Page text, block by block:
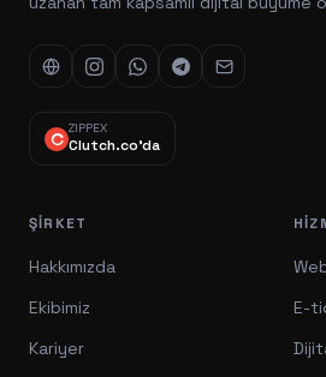
ZIPPEX
Clutch.co'da
ŞIRKET
Hakkımızda
Ekibimiz
Kariyer
E-